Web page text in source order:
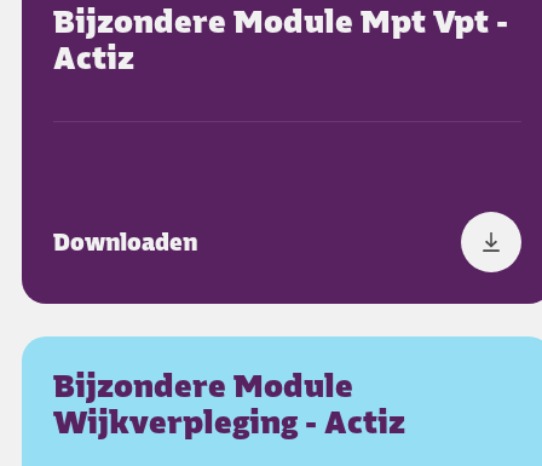
Bijzondere Module Mpt Vpt -
Actiz
Downloaden
Bijzondere Module
Wijkverpleging - Actiz